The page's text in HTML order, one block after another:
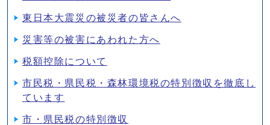
東日本大震災の被災者の皆さんへ
災害等の被害にあわれた方へ
税額控除について
市民税・県民税・森林環境税の特別徴収を徹底し
ています
市・県民税の特別徴収